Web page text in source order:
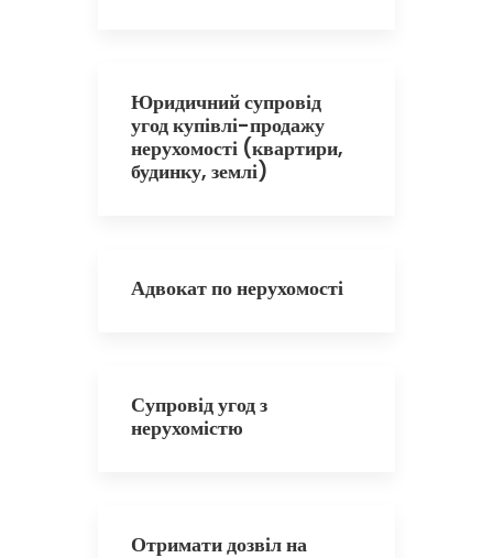
Юридичний супровід
угод купівлі-продажу
нерухомості (квартири,
будинку, землі)
Адвокат по нерухомості
Супровід угод з
нерухомістю
Отримати дозвіл на